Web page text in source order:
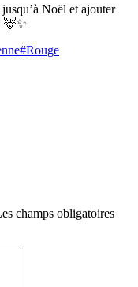
Noël et ajouter
🦌✨
#Rouge
champs obligatoires